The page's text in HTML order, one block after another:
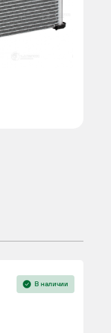
В наличии